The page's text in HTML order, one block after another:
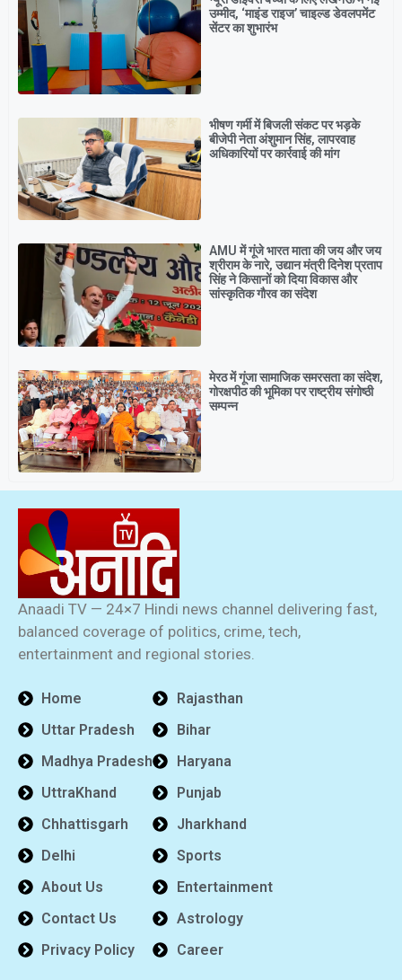
उम्मीद, ‘माइंड राइज’ चाइल्ड डेवलपमेंट
सेंटर का शुभारंभ
भीषण गर्मी में बिजली संकट पर भड़के
बीजेपी नेता अंशुमान सिंह, लापरवाह
अधिकारियों पर कार्रवाई की मांग
AMU में गूंजे भारत माता की जय और जय
श्रीराम के नारे, उद्यान मंत्री दिनेश प्रताप
सिंह ने किसानों को दिया विकास और
सांस्कृतिक गौरव का संदेश
मेरठ में गूंजा सामाजिक समरसता का संदेश,
गोरक्षपीठ की भूमिका पर राष्ट्रीय संगोष्ठी
सम्पन्न
Anaadi TV — 24×7 Hindi news channel delivering fast,
balanced coverage of politics, crime, tech,
entertainment and regional stories.
Home
Uttar Pradesh
Madhya Pradesh
UttraKhand
Chhattisgarh
Delhi
About Us
Contact Us
Privacy Policy
Rajasthan
Bihar
Haryana
Punjab
Jharkhand
Sports
Entertainment
Astrology
Career